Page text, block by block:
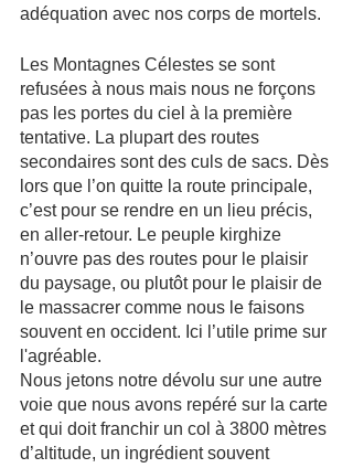
adéquation avec nos corps de mortels.
Les Montagnes Célestes se sont
refusées à nous mais nous ne forçons
pas les portes du ciel à la première
tentative. La plupart des routes
secondaires sont des culs de sacs. Dès
lors que l’on quitte la route principale,
c’est pour se rendre en un lieu précis,
en aller-retour. Le peuple kirghize
n’ouvre pas des routes pour le plaisir
du paysage, ou plutôt pour le plaisir de
le massacrer comme nous le faisons
souvent en occident. Ici l’utile prime sur
l'agréable.
Nous jetons notre dévolu sur une autre
voie que nous avons repéré sur la carte
et qui doit franchir un col à 3800 mètres
d’altitude, un ingrédient souvent